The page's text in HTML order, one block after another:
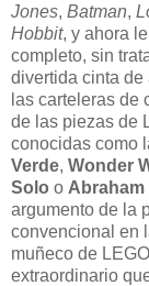
Jones, Batman,
Hobbit, y ahora
completo, sin
divertida cinta de
las carteleras de
de las piezas de
conocidas como
Verde, Wonder
Solo o
argumento de la
convencional en
muñeco de
extraordinario